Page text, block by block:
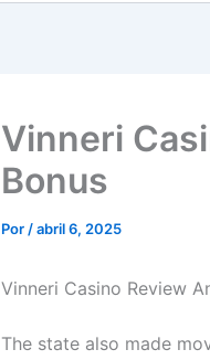
Vinneri
Bonus
Por /abril 6, 2025
Vinneri Casino Review
The state also made